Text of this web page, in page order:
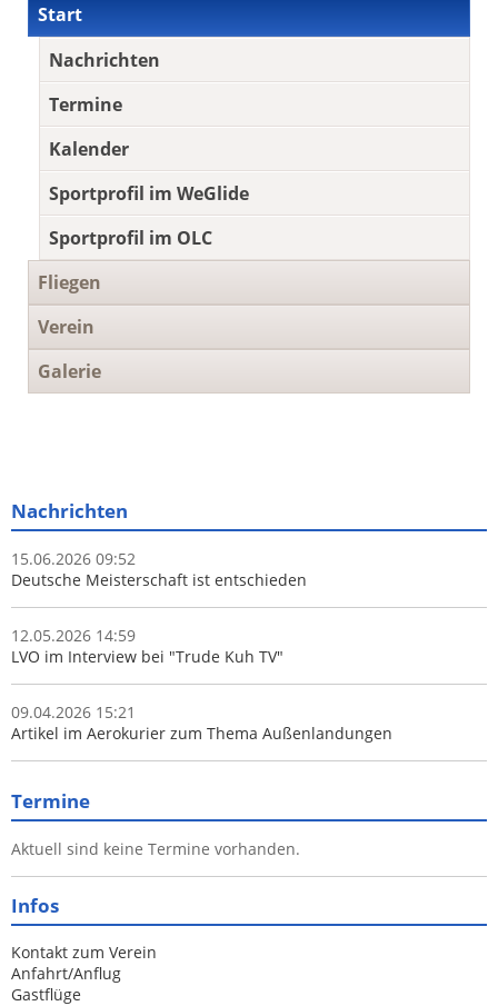
überspringen
Start
Nachrichten
Termine
Kalender
Sportprofil im WeGlide
Sportprofil im OLC
Fliegen
Verein
Galerie
Nachrichten
15.06.2026 09:52
Deutsche Meisterschaft ist entschieden
12.05.2026 14:59
LVO im Interview bei "Trude Kuh TV"
09.04.2026 15:21
Artikel im Aerokurier zum Thema Außenlandungen
Termine
Aktuell sind keine Termine vorhanden.
Infos
Kontakt zum Verein
Anfahrt/Anflug
Gastflüge